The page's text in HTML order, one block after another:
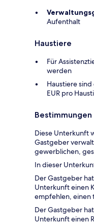
Aufenthalt
Haustiere
Für
werden
Haustiere
EUR pro
Bestimmungen
Diese Unterkunft
Gastgeber
gewerblichen,
In dieser
Der Gastgeber
Unterkunft einen
empfehlen, einen
Der Gastgeber
Unterkunft einen